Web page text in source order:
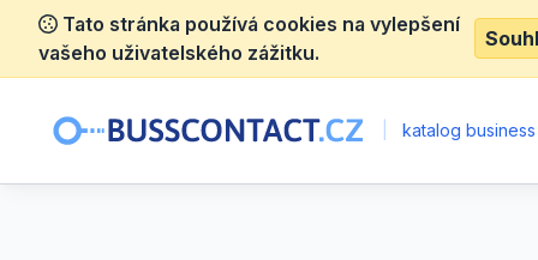
Tato stránka používá cookies na vylepšení
vašeho uživatelského zážitku.
katalog